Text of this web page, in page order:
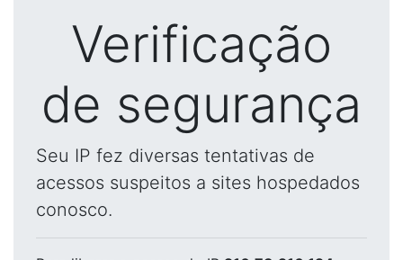
Verificação
de segurança
Seu IP fez diversas tentativas de
acessos suspeitos a sites hospedados
conosco.